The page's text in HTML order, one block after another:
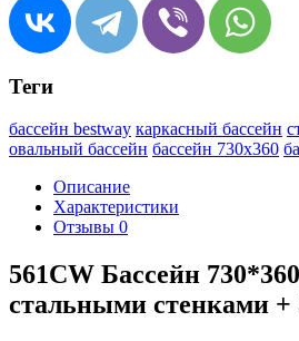
Теги
бассейн bestway каркасный бассейн
овальный бассейн бассейн 730x360
Описание
Характеристики
Отзывы 0
561CW Бассейн
стальными стенками +